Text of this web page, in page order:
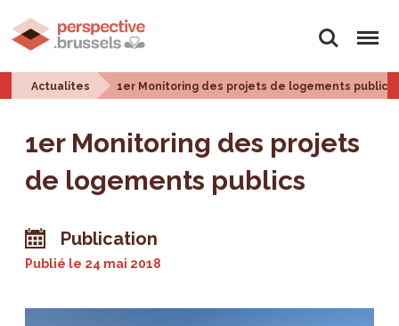
Rechercher
Menu
Actualites 1er Monitoring des projets de logements publics
1er Monitoring des projets
de logements publics
Publication
Publié le 24 mai 2018